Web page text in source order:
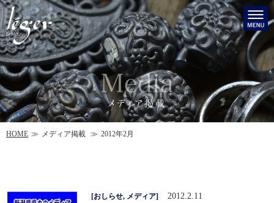
HOME メディア掲載 2012年2月
[おしらせ, メディア] 2012.2.11